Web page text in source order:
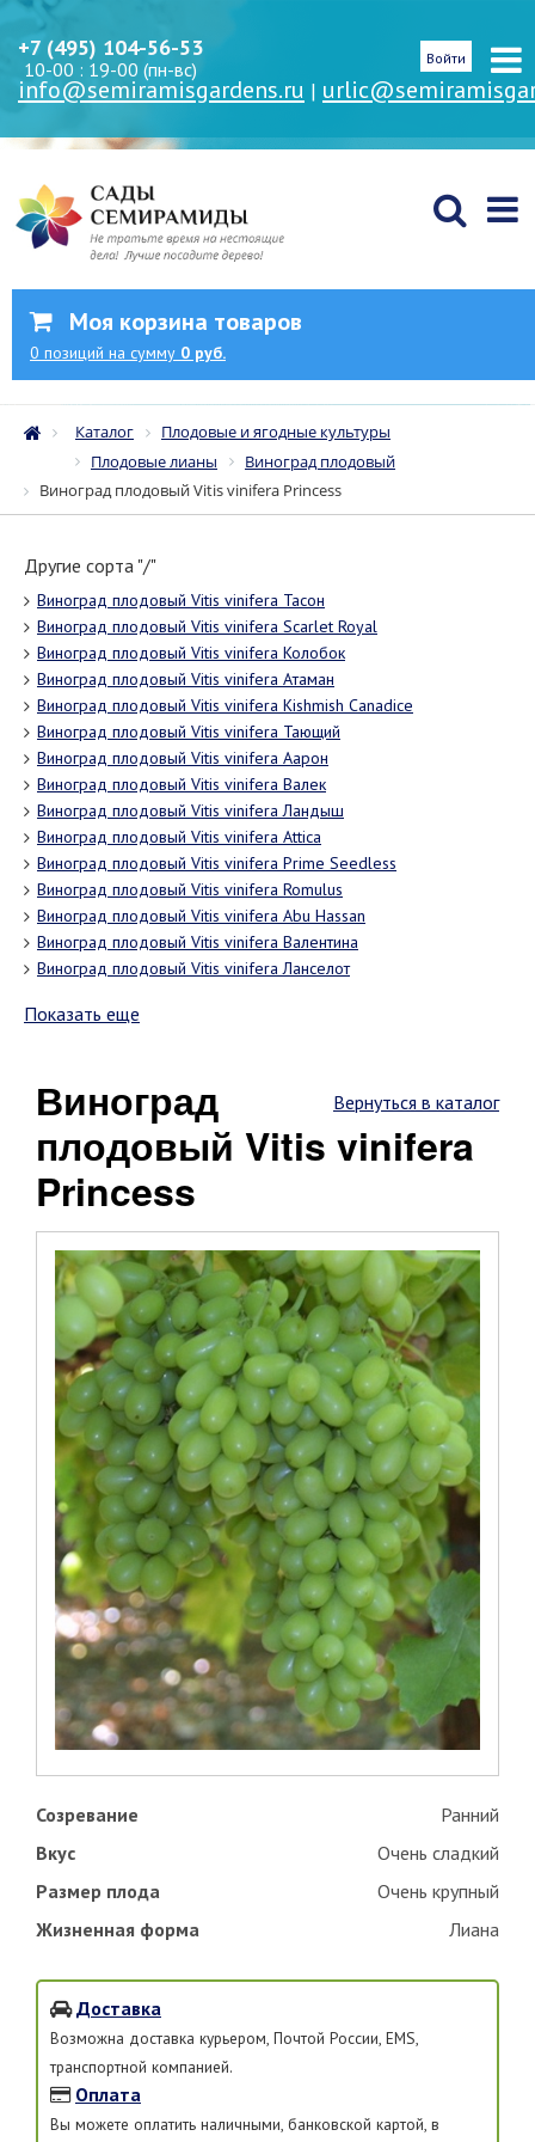
+7 (495) 104-56-53
10-00 : 19-00 (пн-вс)
info@semiramisgardens.ru |
Войти
Моя корзина товаров
0 позиций на сумму 0 руб.
Каталог
Плодовые и ягодные культуры
Плодовые лианы
Виноград плодовый
Виноград плодовый Vitis vinifera Princess
Другие сорта "/"
Виноград плодовый Vitis vinifera Тасон
Виноград плодовый Vitis vinifera Scarlet Royal
Виноград плодовый Vitis vinifera Колобок
Виноград плодовый Vitis vinifera Атаман
Виноград плодовый Vitis vinifera Kishmish Canadice
Виноград плодовый Vitis vinifera Тающий
Виноград плодовый Vitis vinifera Аарон
Виноград плодовый Vitis vinifera Валек
Виноград плодовый Vitis vinifera Ландыш
Виноград плодовый Vitis vinifera Attica
Виноград плодовый Vitis vinifera Prime Seedless
Виноград плодовый Vitis vinifera Romulus
Виноград плодовый Vitis vinifera Abu Hassan
Виноград плодовый Vitis vinifera Валентина
Виноград плодовый Vitis vinifera Ланселот
Показать еще
Вернуться в каталог
Виноград
плодовый Vitis vinifera
Princess
Созревание
Ранний
Вкус
Очень сладкий
Размер плода
Очень крупный
Жизненная форма
Лиана
Доставка
Возможна доставка курьером, Почтой России, EMS,
транспортной компанией.
Оплата
Вы можете оплатить наличными, банковской картой, в